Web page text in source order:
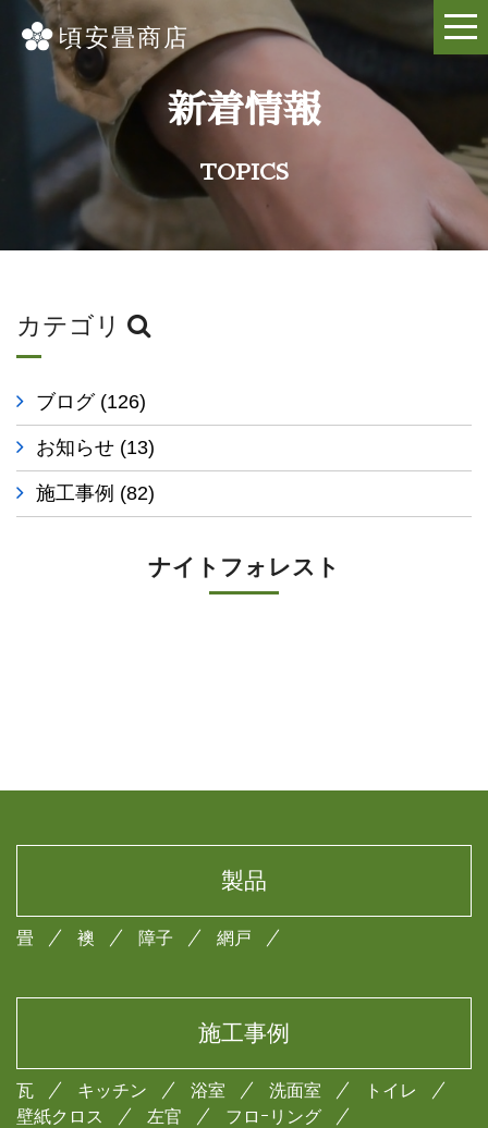
新着情報
TOPICS
カテゴリ
ブログ (126)
お知らせ (13)
施工事例 (82)
ナイトフォレスト
製品
畳 襖 障子 網戸
施工事例
瓦 キッチン 浴室 洗面室
トイレ
壁紙クロス
左官
フロｰリング